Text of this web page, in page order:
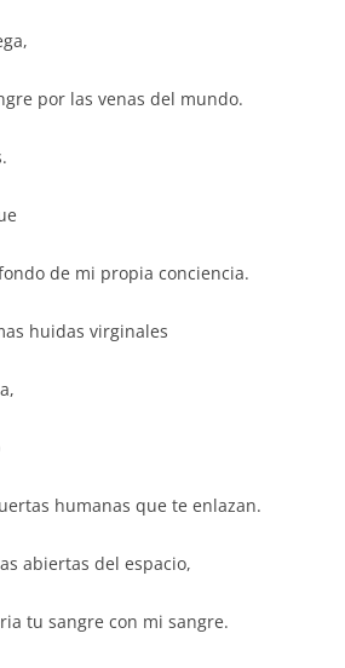
por las venas del mundo.
de mi propia conciencia.
huidas virginales
humanas que te enlazan.
abiertas del espacio,
tu sangre con mi sangre.